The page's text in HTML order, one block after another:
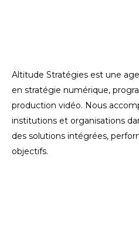
Altitude Stratégies est une
en stratégie numérique,
production vidéo. Nous
institutions et organisations
des solutions intégrées,
objectifs.